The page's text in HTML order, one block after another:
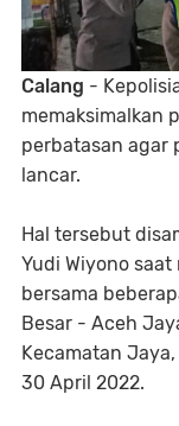
Calang -
memaksimalkan
perbatasan agar
lancar.
Hal tersebut
Yudi Wiyono
bersama
Besar - Aceh
Kecamatan
30 April 2022.